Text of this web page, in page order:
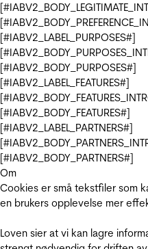
[#IABV2_LABEL_PURPOSES#]
[#IABV2_BODY_PURPOSES#]
[#IABV2_LABEL_FEATURES#]
[#IABV2_BODY_FEATURES#]
[#IABV2_LABEL_PARTNERS#]
[#IABV2_BODY_PARTNERS#]
Om
Cookies er små tekstfiler som
en brukers opplevelse mer
Loven sier at vi kan lagre